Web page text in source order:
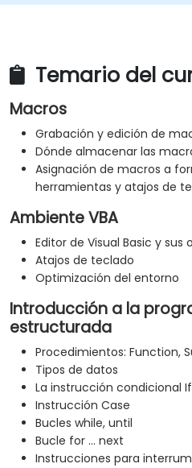
Temario del
Macros
Grabación y edición de
Dónde almacenar las
Asignación de macros a
herramientas y atajos de
Ambiente VBA
Editor de Visual Basic y sus
Atajos de teclado
Optimización del entorno
Introducción a la
estructurada
Procedimientos: Function,
Tipos de datos
La instrucción condicional
Instrucción Case
Bucles while, until
Bucle for ... next
Instrucciones para